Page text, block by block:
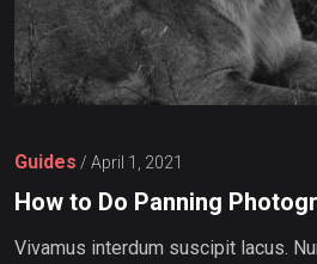
Guides / April 1, 2021
How to Do Panning
Vivamus interdum suscipit lacus.